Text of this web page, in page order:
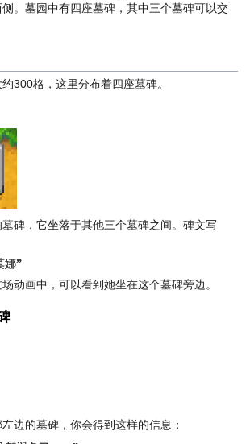
侧。墓园中有四座墓碑，其中三个墓碑可以交
300格，这里分布着四座墓碑。
碑，它坐落于其他三个墓碑之间。碑文写
娜”
动画中，可以看到她坐在这个墓碑旁边。
边的墓碑，你会得到这样的信息：